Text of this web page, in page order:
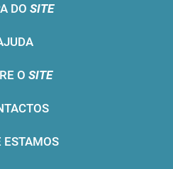
DO SITE
O SITE
ESTAMOS